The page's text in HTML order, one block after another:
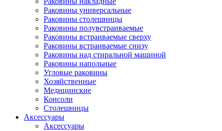
Раковины универсальные
Раковины столешницы
Раковины полувстраиваемые
Раковины встраиваемые сверху
Раковины встраиваемые снизу
Раковины над стиральной машиной
Раковины напольные
Угловые раковины
Хозяйственные
Медицинские
Консоли
Столешницы
Аксессуары
Аксессуары